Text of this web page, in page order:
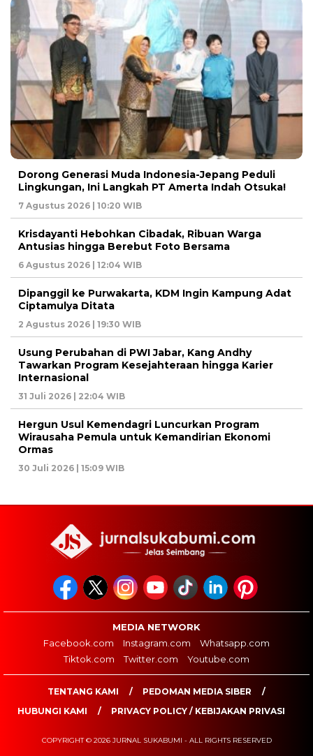
Dorong Generasi Muda Indonesia-Jepang Peduli
Lingkungan, Ini Langkah PT Amerta Indah Otsuka!
7 Agustus 2026 | 10:20 WIB
Krisdayanti Hebohkan Cibadak, Ribuan Warga
Antusias hingga Berebut Foto Bersama
6 Agustus 2026 | 12:04 WIB
Dipanggil ke Purwakarta, KDM Ingin Kampung Adat
Ciptamulya Ditata
2 Agustus 2026 | 19:30 WIB
Usung Perubahan di PWI Jabar, Kang Andhy
Tawarkan Program Kesejahteraan hingga Karier
Internasional
31 Juli 2026 | 22:04 WIB
Hergun Usul Kemendagri Luncurkan Program
Wirausaha Pemula untuk Kemandirian Ekonomi
Ormas
30 Juli 2026 | 15:09 WIB
MEDIA NETWORK
Facebook.com
Instagram.com
Whatsapp.com
Tiktok.com
Twitter.com Youtube.com
TENTANG KAMI
PEDOMAN MEDIA SIBER
HUBUNGI KAMI
PRIVACY POLICY / KEBIJAKAN PRIVASI
COPYRIGHT © 2026 JURNAL SUKABUMI - ALL RIGHTS RESERVED